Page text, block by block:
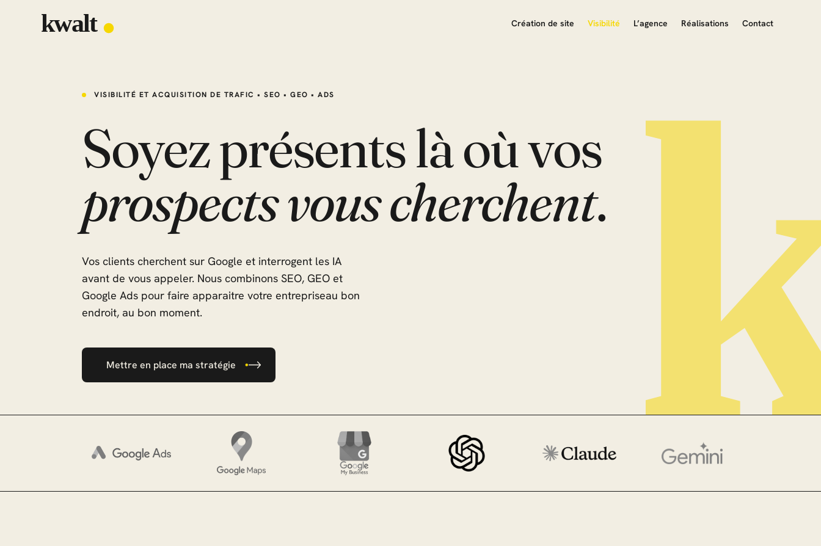
Création de site Visibilité L’agence Réalisations Contact
VISIBILITÉ ET ACQUISITION DE TRAFIC • SEO • GEO • ADS
Soyez présents là où vos
prospects vous cherchent.
Vos clients cherchent sur Google et interrogent les IA
avant de vous appeler. Nous combinons SEO, GEO et
Google Ads pour faire apparaitre votre entrepriseau bon
endroit, au bon moment.
Mettre en place ma stratégie